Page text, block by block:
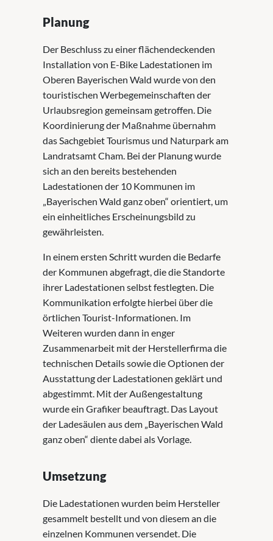
Planung
Der Beschluss zu einer flächendeckenden
Installation von E-Bike Ladestationen im
Oberen Bayerischen Wald wurde von den
touristischen Werbegemeinschaften der
Urlaubsregion gemeinsam getroffen. Die
Koordinierung der Maßnahme übernahm
das Sachgebiet Tourismus und Naturpark am
Landratsamt Cham. Bei der Planung wurde
sich an den bereits bestehenden
Ladestationen der 10 Kommunen im
„Bayerischen Wald ganz oben“ orientiert, um
ein einheitliches Erscheinungsbild zu
gewährleisten.
In einem ersten Schritt wurden die Bedarfe
der Kommunen abgefragt, die die Standorte
ihrer Ladestationen selbst festlegten. Die
Kommunikation erfolgte hierbei über die
örtlichen Tourist-Informationen. Im
Weiteren wurden dann in enger
Zusammenarbeit mit der Herstellerfirma die
technischen Details sowie die Optionen der
Ausstattung der Ladestationen geklärt und
abgestimmt. Mit der Außengestaltung
wurde ein Grafiker beauftragt. Das Layout
der Ladesäulen aus dem „Bayerischen Wald
ganz oben“ diente dabei als Vorlage.
Umsetzung
Die Ladestationen wurden beim Hersteller
gesammelt bestellt und von diesem an die
einzelnen Kommunen versendet. Die